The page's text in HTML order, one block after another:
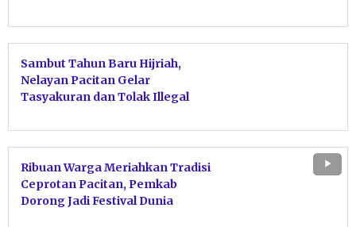
Sambut Tahun Baru Hijriah,
Nelayan Pacitan Gelar
Tasyakuran dan Tolak Illegal
Ribuan Warga Meriahkan Tradisi
Ceprotan Pacitan, Pemkab
Dorong Jadi Festival Dunia